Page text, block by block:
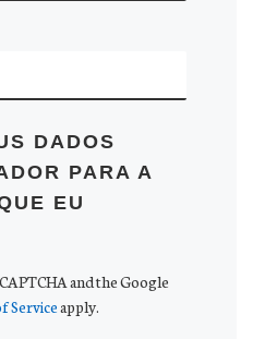
DADOS
PARA A
EU
and the Google
Serviceapply.